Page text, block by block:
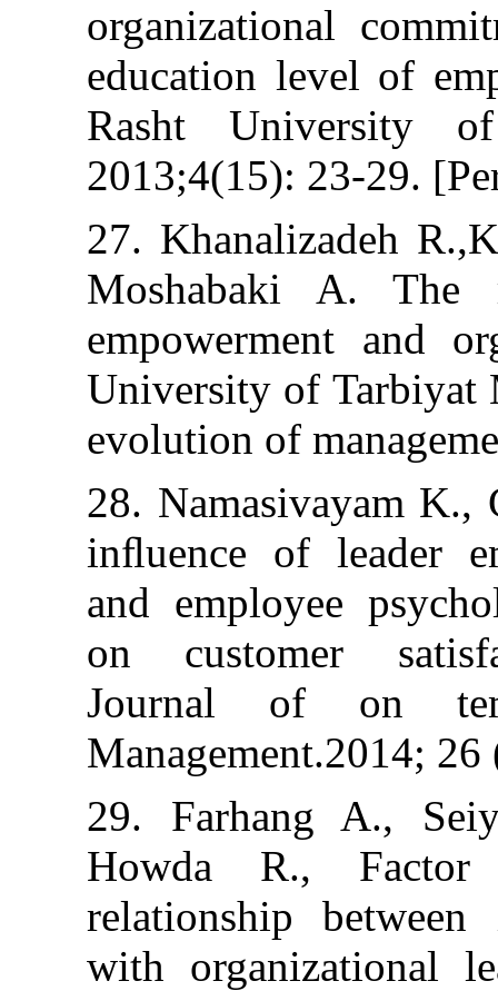
organizational
education
Rasht
2013;4(15): 23-
27.
Moshabaki A.
empowerment
University of
evolution of
28.
inﬂuence of
and employee
on customer
Journal of
29. Farhang
Howda R.,
relationship
with